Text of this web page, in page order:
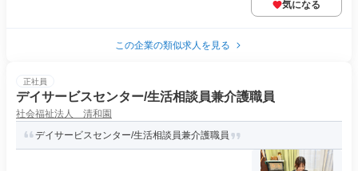
気になる
この企業の類似求人を見る
正社員
デイサービスセンター/生活相談員兼介護職員
社会福祉法人 清和園
デイサービスセンター/生活相談員兼介護職員